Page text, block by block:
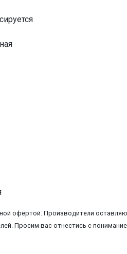
офертой. Производители
Просим вас отнестись с